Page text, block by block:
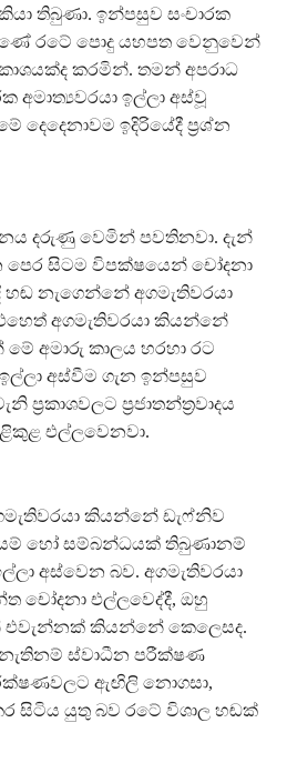
තිබුණා. ඉන්පසුව සංචාරක
රටේ පොදු යහපත වෙනුවෙන්
කරමින්. තමන් අපරාධ
අමාත්‍යවරයා ඉල්ලා අස්වූ
දෙදෙනාවම ඉදිරියේදී ප්‍රශ්න
දරුණු වෙමින් පවතිනවා. දැන්
පෙර සිටම විපක්ෂයෙන් චෝදනා
හඬ නැගෙන්නේ අගමැතිවරයා
අගමැතිවරයා කියන්නේ
අමාරු කාලය හරහා රට
අස්වීම ගැන ඉන්පසුව
ප්‍රජාතන්ත්‍රවාදය
එල්ලවෙනවා.
කියන්නේ ඩැෆ්නිව
හෝ සම්බන්ධයක් තිබුණානම්
අස්වෙන බව. අගමැතිවරයා
චෝදනා එල්ලවෙද්දී, ඔහු
කියන්නේ කෙලෙසද.
ස්වාධීන පරීක්ෂණ
ඇඟිලි නොගසා,
සිටිය යුතු බව රටේ විශාල හඬක්